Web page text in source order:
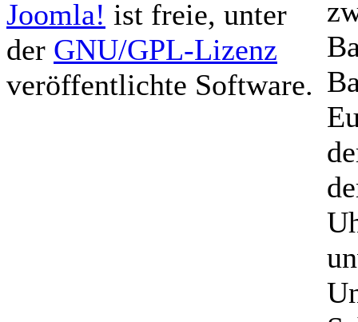
Joomla! ist freie, unter
der GNU/GPL-Lizenz
veröffentlichte Software.